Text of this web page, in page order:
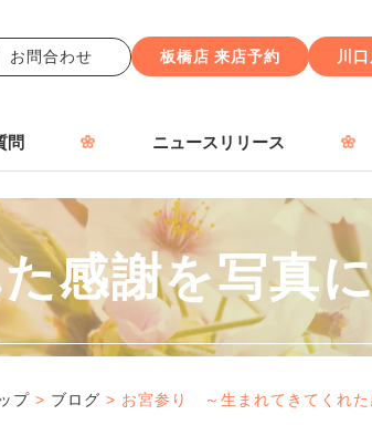
お問合わせ 板橋店 来店予約 川
問 ニュースリリース
感謝を写真
プ> ブログ > お宮参り ～生まれてきてくれた